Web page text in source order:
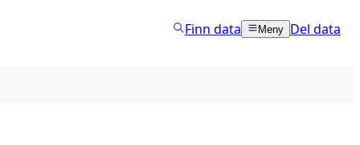
Finn data Meny Del data